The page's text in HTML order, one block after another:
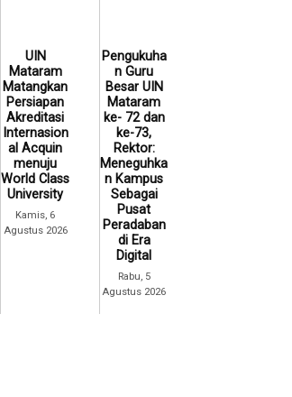
UIN
Mataram
Matangkan
Persiapan
Akreditasi
Internasion
al Acquin
menuju
World Class
University
Kamis, 6
Agustus 2026
Pengukuha
n Guru
Besar UIN
Mataram
ke- 72 dan
ke-73,
Rektor:
Meneguhka
n Kampus
Sebagai
Pusat
Peradaban
di Era
Digital
Rabu, 5
Agustus 2026